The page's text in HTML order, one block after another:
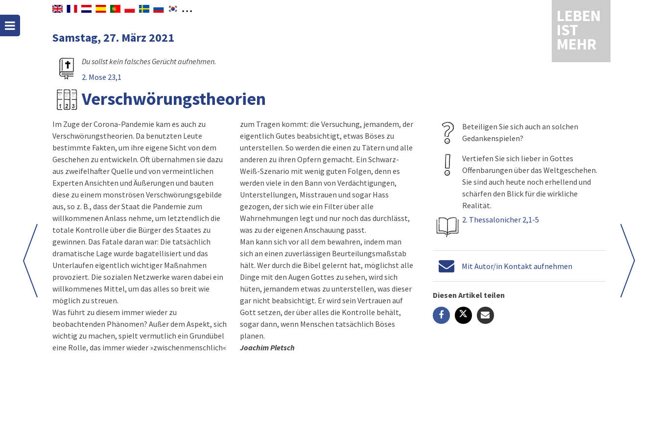
LEBEN
IST
MEHR
Samstag, 27. März 2021
Du sollst kein falsches Gerücht aufnehmen.
2. Mose 23,1
Verschwörungstheorien
Im Zuge der Corona-Pandemie kam es auch zu
Verschwörungstheorien. Da benutzten Leute
bestimmte Fakten, um ihre eigene Sicht von dem
Geschehen zu entwickeln. Oft übernahmen sie dazu
aus zweifelhafter Quelle und von vermeintlichen
Experten Ansichten und Äußerungen und bauten
diese zu einem monströsen Verschwörungsgebilde
aus, so z. B., dass der Staat die Pandemie zum
willkommenen Anlass nehme, um letztendlich die
totale Kontrolle über die Bürger des Staates zu
gewinnen. Das Fatale daran war: Die tatsächlich
dramatische Lage wurde bagatellisiert und das
Unterlaufen eigentlich wichtiger Maßnahmen
provoziert. Die sozialen Netzwerke waren dabei ein
willkommenes Mittel, um das alles so breit wie
möglich zu streuen.
Was führt zu diesem immer wieder zu
beobachtenden Phänomen? Außer dem Aspekt, sich
wichtig zu machen, spielt vermutlich ein Grundübel
eine Rolle, das immer wieder »zwischenmenschlich«
zum Tragen kommt: die Versuchung, jemandem, der
eigentlich Gutes beabsichtigt, etwas Böses zu
unterstellen. So werden die einen zu Tätern und alle
anderen zu ihren Opfern gemacht. Ein Schwarz-
Weiß-Szenario mit wenig guten Folgen, denn es
werden viele in den Bann von Verdächtigungen,
Unterstellungen, Misstrauen und sogar Hass
gezogen, der sich wie ein Filter über alle
Wahrnehmungen legt und nur noch das durchlässt,
was zu der eigenen Anschauung passt.
Man kann sich vor all dem bewahren, indem man
sich an einen zuverlässigen Beurteilungsmaßstab
hält. Wer durch die Bibel gelernt hat, möglichst alle
Dinge mit den Augen Gottes zu sehen, wird sich
hüten, jemandem etwas zu unterstellen, was dieser
gar nicht beabsichtigt. Er wird sein Vertrauen auf
Gott setzen, der über alles die Kontrolle behält,
sogar dann, wenn Menschen tatsächlich Böses
planen.
Joachim Pletsch
Beteiligen Sie sich auch an solchen
Gedankenspielen?
Vertiefen Sie sich lieber in Gottes
Offenbarungen über das Weltgeschehen.
Sie sind auch heute noch erhellend und
schärfen den Blick für die wirkliche
Realität.
2. Thessalonicher 2,1-5
Mit Autor/in Kontakt aufnehmen
Diesen Artikel teilen